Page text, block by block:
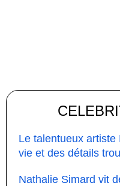
Le talentueux
vie et des détails
Nathalie Simard vit